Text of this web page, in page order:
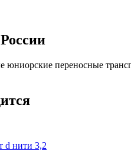
юниорские переносные
d нити 3,2